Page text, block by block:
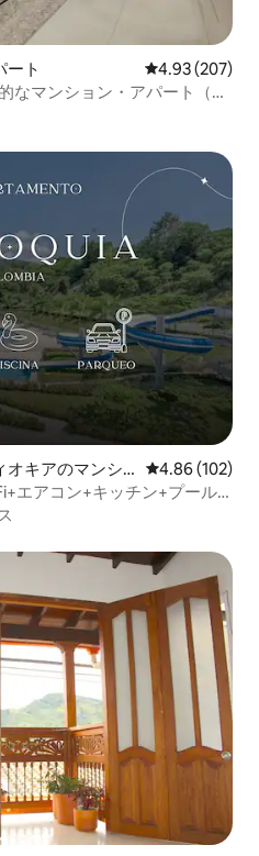
ート レビュー207
4.93 (207)
なマンション・アパート（エ
オキアのマンシ
レビュー102
4.86 (102)
エアコン+キッチン+プール
ンティオキア